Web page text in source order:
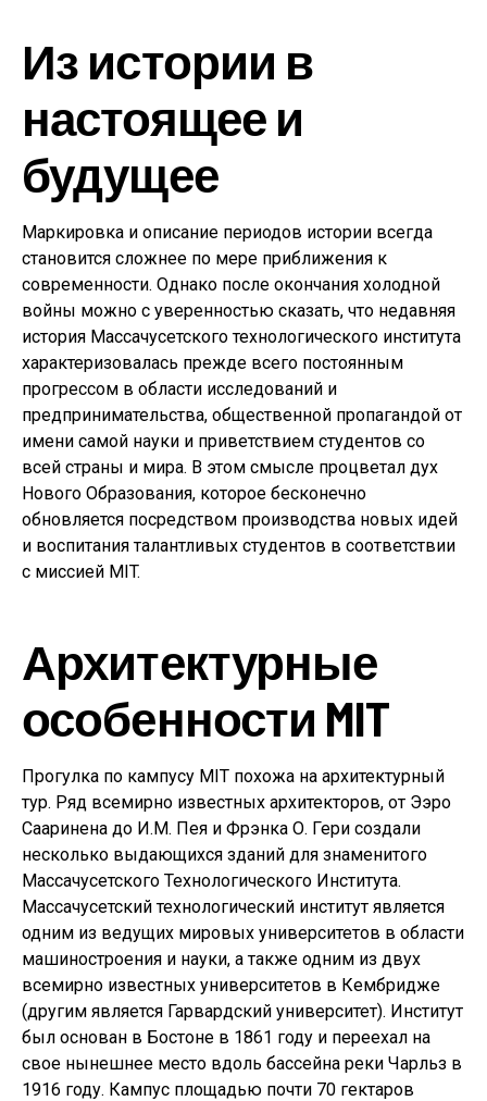
Из истории в
настоящее и
будущее
Маркировка и описание периодов истории всегда
становится сложнее по мере приближения к
современности. Однако после окончания холодной
войны можно с уверенностью сказать, что недавняя
история Массачусетского технологического института
характеризовалась прежде всего постоянным
прогрессом в области исследований и
предпринимательства, общественной пропагандой от
имени самой науки и приветствием студентов со
всей страны и мира. В этом смысле процветал дух
Нового Образования, которое бесконечно
обновляется посредством производства новых идей
и воспитания талантливых студентов в соответствии
с миссией MIT.
Архитектурные
особенности MIT
Прогулка по кампусу MIT похожа на архитектурный
тур. Ряд всемирно известных архитекторов, от Ээро
Сааринена до И.М. Пея и Фрэнка О. Гери создали
несколько выдающихся зданий для знаменитого
Массачусетского Технологического Института.
Массачусетский технологический институт является
одним из ведущих мировых университетов в области
машиностроения и науки, а также одним из двух
всемирно известных университетов в Кембридже
(другим является Гарвардский университет). Институт
был основан в Бостоне в 1861 году и переехал на
свое нынешнее место вдоль бассейна реки Чарльз в
1916 году. Кампус площадью почти 70 гектаров